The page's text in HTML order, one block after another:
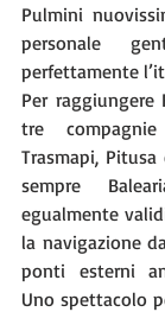
Pulmini
personale
perfettamente
Per
tre
Trasmapi, Pitusa
sempre
egualmente
la navigazione
ponti esterni
Uno spettacolo